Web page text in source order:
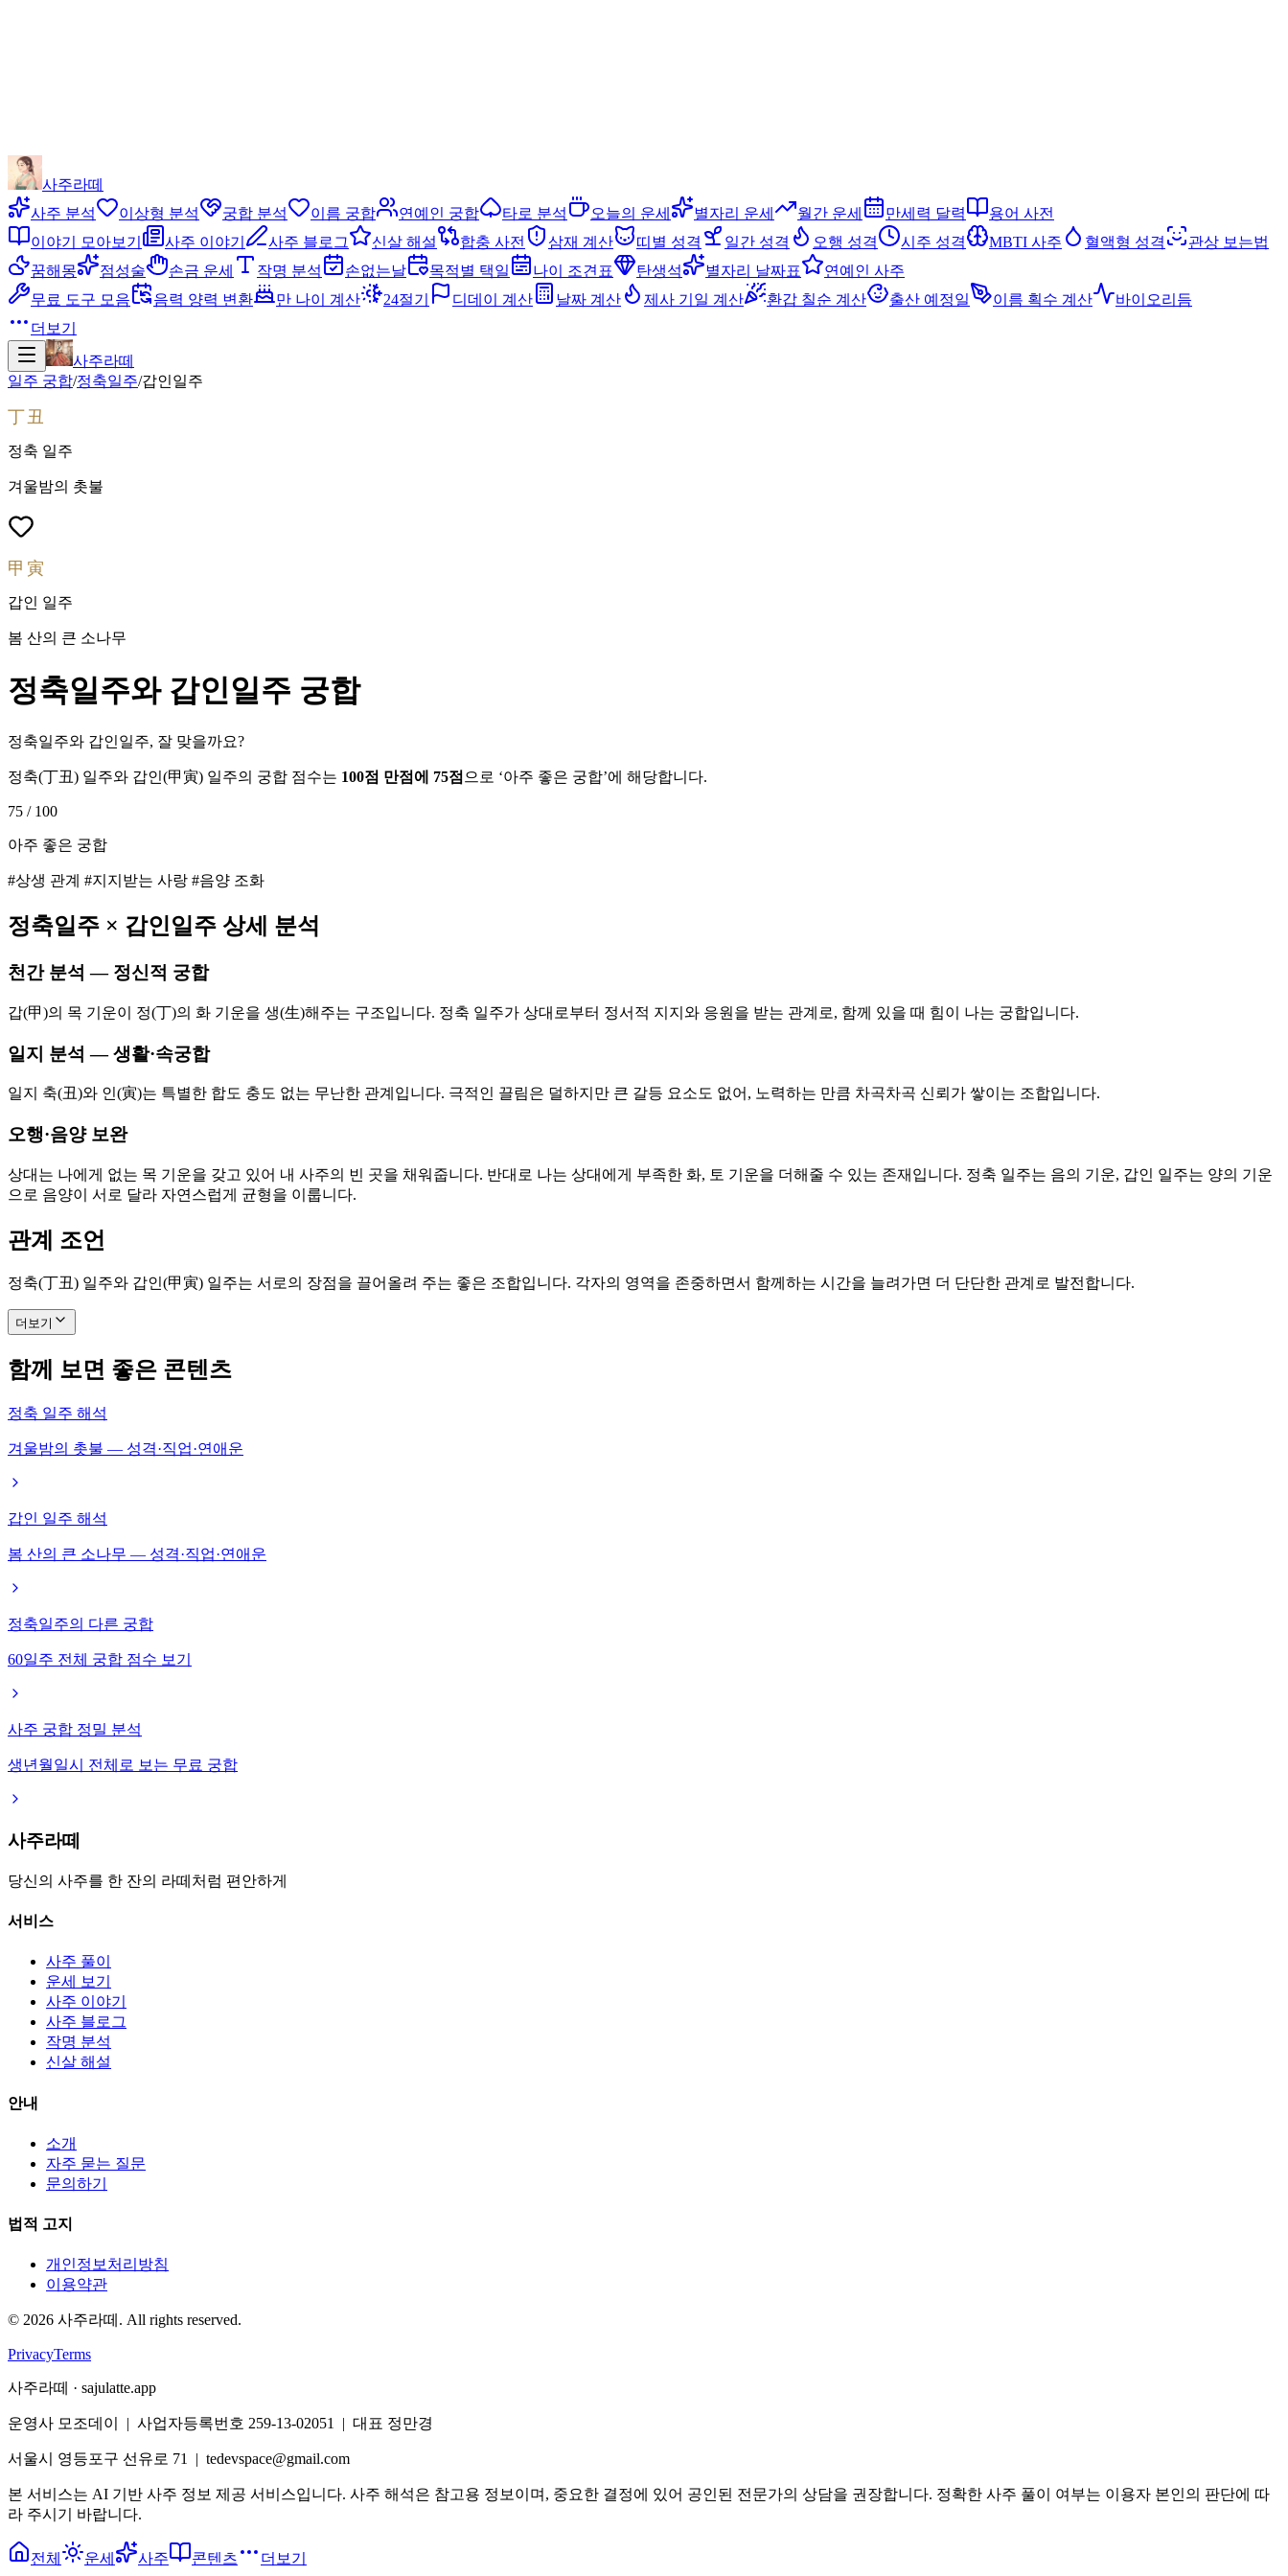
사주라떼
사주 분석
이상형 분석 궁합 분석 이름 궁합 연예인 궁합 타로 분석 오늘의 운세 별자리 운세 월간 운세 만세력 달력
용어 사전
이야기 모아보기
사주 이야기 사주 블로그 신살 해설 합충 사전 삼재 계산 띠별 성격 일간 성격 오행 성격 시주 성격 MBTI 사주 혈액형 성격
관상 보는법
꿈해몽
점성술 손금 운세 작명 분석 손없는날 목적별 택일 나이 조견표 탄생석 별자리 날짜표
연예인 사주
무료 도구 모음
음력 양력 변환 만 나이 계산 24절기 디데이 계산 날짜 계산 제사 기일 계산 환갑 칠순 계산 출산 예정일 이름 획수 계산
바이오리듬
더보기
사주라떼
일주 궁합/정축일주/갑인일주
丁丑
정축 일주
겨울밤의 촛불
甲寅
갑인 일주
봄 산의 큰 소나무
정축일주와 갑인일주 궁합
정축일주와 갑인일주, 잘 맞을까요?
정축(丁丑) 일주와 갑인(甲寅) 일주의 궁합 점수는 100점 만점에 75점 으로 ‘아주 좋은 궁합’에 해당합니다.
75 / 100
아주 좋은 궁합
#상생 관계 #지지받는 사랑 #음양 조화
정축일주 × 갑인일주 상세 분석
천간 분석 — 정신적 궁합
갑(甲)의 목 기운이 정(丁)의 화 기운을 생(生)해주는 구조입니다. 정축 일주가 상대로부터 정서적 지지와 응원을 받는 관계로, 함께 있을 때 힘이 나는 궁합입니다.
일지 분석 — 생활·속궁합
일지 축(丑)와 인(寅)는 특별한 합도 충도 없는 무난한 관계입니다. 극적인 끌림은 덜하지만 큰 갈등 요소도 없어, 노력하는 만큼 차곡차곡 신뢰가 쌓이는 조합입니다.
오행·음양 보완
상대는 나에게 없는 목 기운을 갖고 있어 내 사주의 빈 곳을 채워줍니다. 반대로 나는 상대에게 부족한 화, 토 기운을 더해줄 수 있는 존재입니다. 정축 일주는 음의 기운, 갑인 일주는 양의 기운
으로 음양이 서로 달라 자연스럽게 균형을 이룹니다.
관계 조언
정축(丁丑) 일주와 갑인(甲寅) 일주는 서로의 장점을 끌어올려 주는 좋은 조합입니다. 각자의 영역을 존중하면서 함께하는 시간을 늘려가면 더 단단한 관계로 발전합니다.
더보기
함께 보면 좋은 콘텐츠
정축 일주 해석
겨울밤의 촛불 — 성격·직업·연애운
갑인 일주 해석
봄 산의 큰 소나무 — 성격·직업·연애운
정축일주의 다른 궁합
60일주 전체 궁합 점수 보기
사주 궁합 정밀 분석
생년월일시 전체로 보는 무료 궁합
사주라떼
당신의 사주를 한 잔의 라떼처럼 편안하게
서비스
사주 풀이
운세 보기
사주 이야기
사주 블로그
작명 분석
신살 해설
안내
소개
자주 묻는 질문
문의하기
법적 고지
개인정보처리방침
이용약관
© 2026 사주라떼. All rights reserved.
PrivacyTerms
사주라떼 · sajulatte.app
운영사 모조데이 | 사업자등록번호 259-13-02051 | 대표 정만경
서울시 영등포구 선유로 71 | tedevspace@gmail.com
본 서비스는 AI 기반 사주 정보 제공 서비스입니다. 사주 해석은 참고용 정보이며, 중요한 결정에 있어 공인된 전문가의 상담을 권장합니다. 정확한 사주 풀이 여부는 이용자 본인의 판단에 따
라 주시기 바랍니다.
전체 운세 사주 콘텐츠 더보기